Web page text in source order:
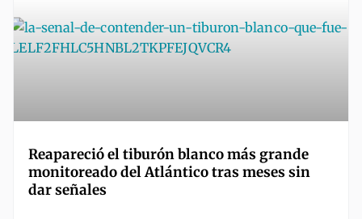
Reapareció el tiburón blanco más grande
monitoreado del Atlántico tras meses sin
dar señales